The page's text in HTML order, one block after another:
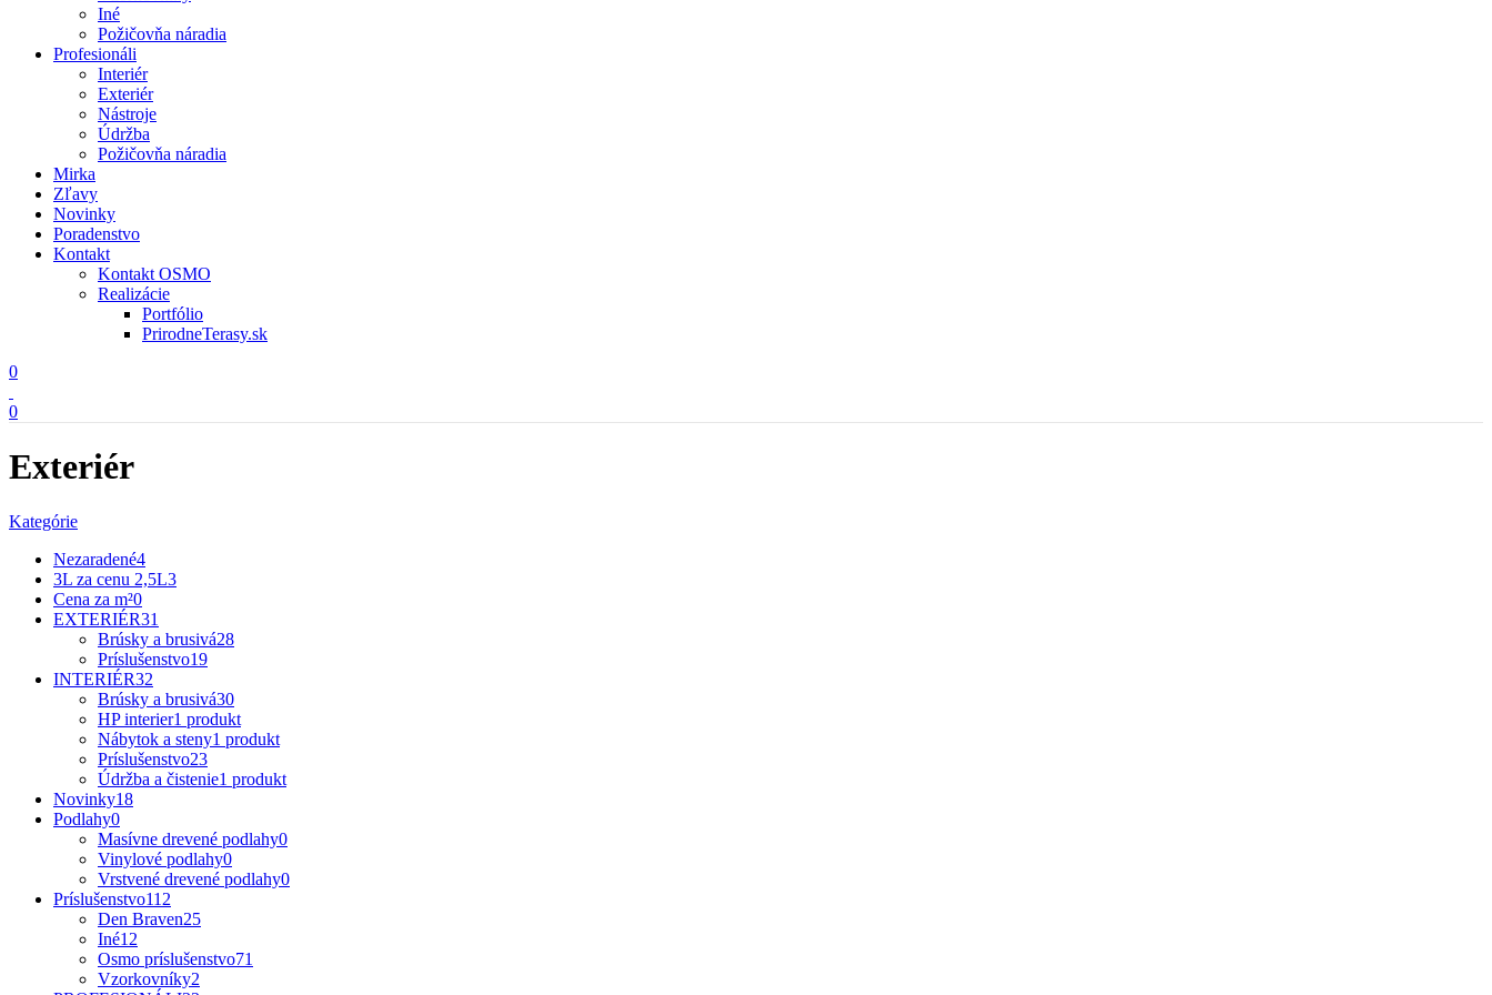
Iné
Požičovňa náradia
Profesionáli
Interiér
Exteriér
Nástroje
Údržba
Požičovňa náradia
Mirka
Zľavy
Novinky
Poradenstvo
Kontakt
Kontakt OSMO
Realizácie
Portfólio
PrirodneTerasy.sk
0
0
Exteriér
Kategórie
Nezaradené4
3L za cenu 2,5L3
Cena za m²0
EXTERIÉR31
Brúsky a brusivá28
Príslušenstvo19
INTERIÉR32
Brúsky a brusivá30
HP interier1 produkt
Nábytok a steny1 produkt
Príslušenstvo23
Údržba a čistenie1 produkt
Novinky18
Podlahy0
Masívne drevené podlahy0
Vinylové podlahy0
Vrstvené drevené podlahy0
Príslušenstvo112
Den Braven25
Iné12
Osmo príslušenstvo71
Vzorkovníky2